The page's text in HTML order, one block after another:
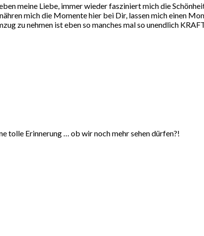
meine Liebe, immer wieder fasziniert mich die
mich die Momente hier bei Dir, lassen mich einen
zu nehmen ist eben so manches mal so unendlich
tolle Erinnerung … ob wir noch mehr sehen dürfen?!